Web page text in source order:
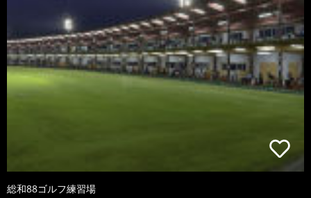
総和88ゴルフ練習場